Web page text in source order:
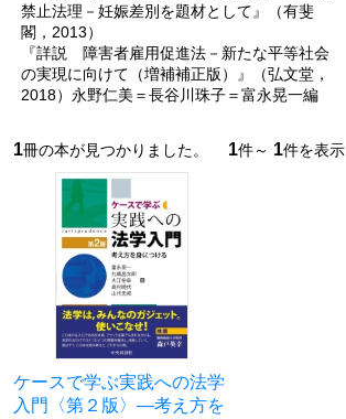
禁止法理－妊娠差別を題材として』（有斐
閣，2013）
『詳説 障害者雇用促進法－新たな平等社会
の実現に向けて（増補補正版）』（弘文堂，
2018）永野仁美＝長谷川珠子＝富永晃一編
1冊の本が見つかりました。 1件～ 1件を表示
ケースで学ぶ実践への法学
入門〈第２版〉―考え方を